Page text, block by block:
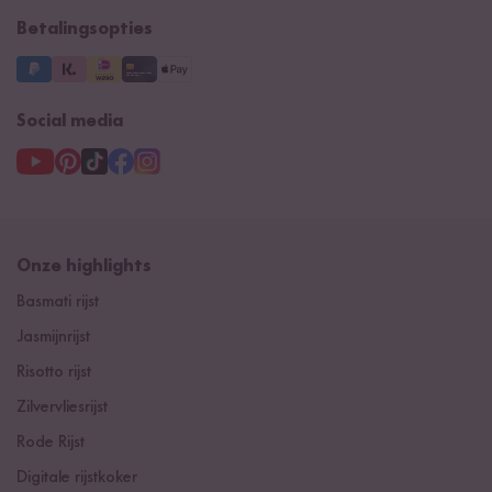
Betalingsopties
Social media
Onze highlights
Basmati rijst
Jasmijnrijst
Risotto rijst
Zilvervliesrijst
Rode Rijst
Digitale rijstkoker